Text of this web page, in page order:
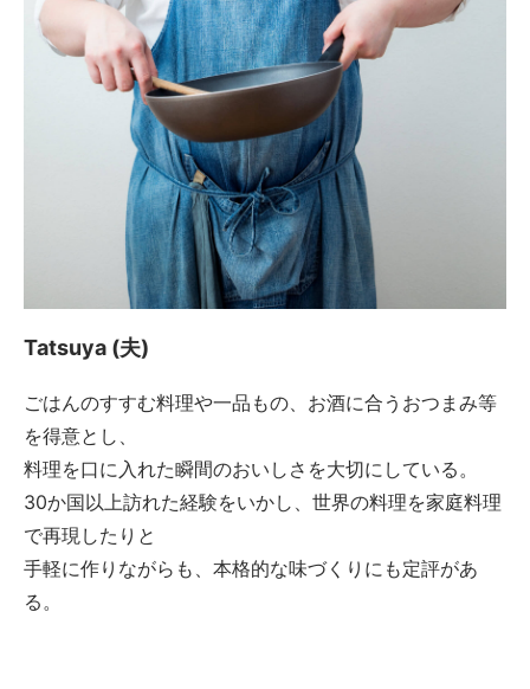
Tatsuya (夫)
ごはんのすすむ料理や一品もの、お酒に合うおつまみ等
を得意とし、
料理を口に入れた瞬間のおいしさを大切にしている。
30か国以上訪れた経験をいかし、世界の料理を家庭料理
で再現したりと
手軽に作りながらも、本格的な味づくりにも定評があ
る。